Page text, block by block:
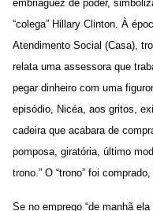
embriaguez de poder,
“colega” Hillary Clinton. À
Atendimento Social (Casa),
relata uma assessora que
pegar dinheiro com uma
episódio, Nicéa, aos gritos,
cadeira que acabara de
pomposa, giratória, último
trono.” O “trono” foi
Se no emprego “de manhã